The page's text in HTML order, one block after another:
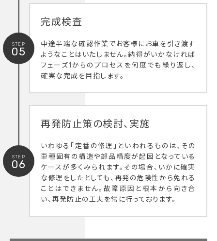
STEP
05
完成検査
中途半端な確認作業でお客様にお車を引き渡す
ようなことはいたしません。納得がいかなければ
フェーズ1からのプロセスを何度でも繰り返し、
確実な完成を目指します。
STEP
06
再発防止策の検討、実施
いわゆる「定番の修理」といわれるものは、その
車種固有の構造や部品精度が起因となっている
ケースが多くみられます。その場合、いかに確実
な修理をしたとしても、再発の危険性から免れる
ことはできません。故障原因と根本から向き合
い、再発防止の工夫を常に行っております。